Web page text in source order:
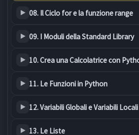
08. Il Ciclo for e la funzione range
09. I Moduli della Standard Library
10. Crea una Calcolatrice con
11. Le Funzioni in Python
12. Variabili Globali e Variabili Locali
13. Le Liste